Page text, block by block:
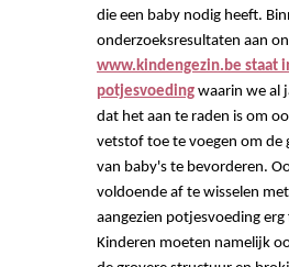
die een baby nodig heeft.
onderzoeksresultaten aan
www.kindengezin.be staat
potjesvoeding waarin we al
dat het aan te raden is om
vetstof toe te voegen om de
van baby's te bevorderen.
voldoende af te wisselen
aangezien potjesvoeding
Kinderen moeten namelijk